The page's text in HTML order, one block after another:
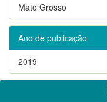
Mato Grosso
Ano de publicação
2019